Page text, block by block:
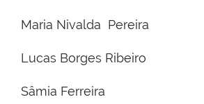
Maria Nivalda Pereira
Lucas Borges Ribeiro
Sâmia Ferreira